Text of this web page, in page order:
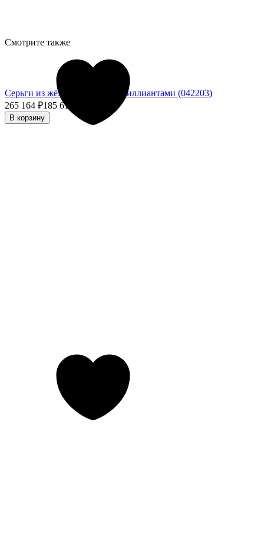
Серьги из жёлтого золота с бриллиантами (042203)
265 164 ₽185 614,80
В корзину
Смотрите также